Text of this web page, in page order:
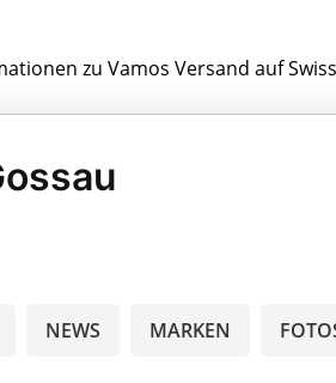
zu Vamos Versand auf
NEWS MARKEN